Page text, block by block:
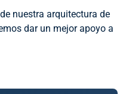
nuestra arquitectura de
dar un mejor apoyo a